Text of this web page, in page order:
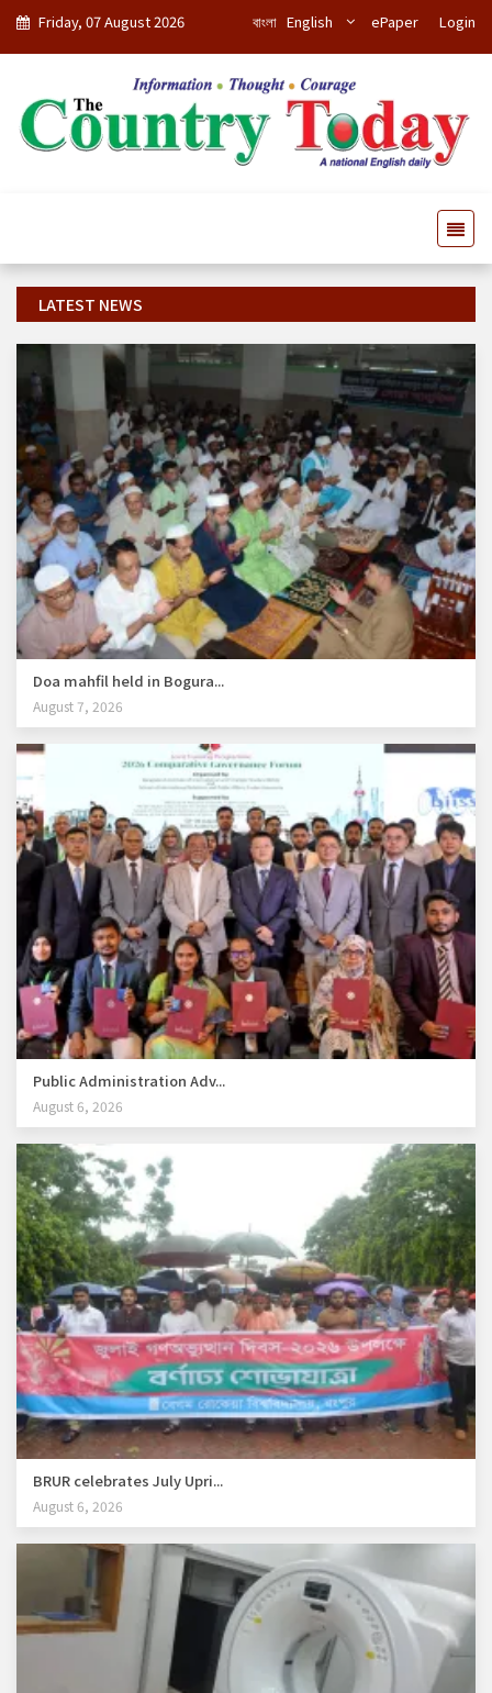
Friday, 07 August 2026 বাংলা English ePaper Login
LATEST NEWS
Doa mahfil held in Bogura...
August 7, 2026
Public Administration Adv...
August 6, 2026
BRUR celebrates July Upri...
August 6, 2026